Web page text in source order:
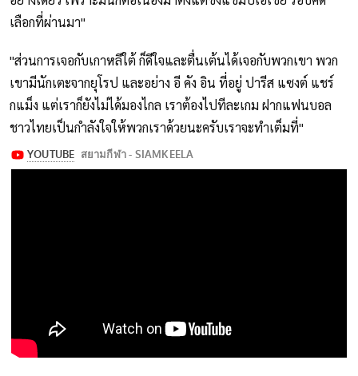
เลือกที่ผ่านมา"
"ส่วนการเจอกับเกาหลีใต้ ก็ดีใจและตื่นเต้นได้เจอกับพวกเขา พวก
เขามีนักเตะจากยุโรป และอย่าง อี คัง อิน ที่อยู่ ปารีส แซงต์ แชร์
กแม็ง แต่เราก็ยังไม่ได้มองไกล เราต้องไปทีละเกม ฝากแฟนบอล
ชาวไทยเป็นกำลังใจให้พวกเราด้วยนะครับเราจะทำเต็มที่"